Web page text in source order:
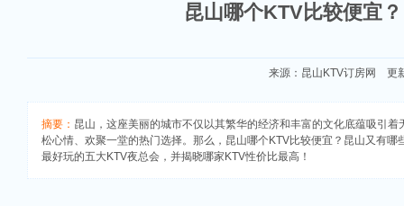
昆山哪个KTV比较便宜
来源： 昆山KTV订房网 更
摘要： 昆山，这座美丽的城市不仅以其繁华的经济和丰富的文化底蕴吸引
松心情、欢聚一堂的热门选择。那么，昆山哪个KTV比较便宜？昆山又有
最好玩的五大KTV夜总会，并揭晓哪家KTV性价比最高！